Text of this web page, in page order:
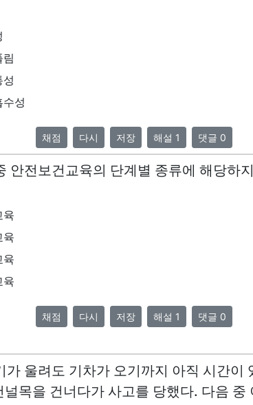
성
채점 다시 저장 해설 1 댓글 0
안전보건교육의 단계별 종류에 해당하
채점 다시 저장 해설 1 댓글 0
가 울려도 기차가 오기까지 아직 시간이
널목을 건너다가 사고를 당했다. 다음 중